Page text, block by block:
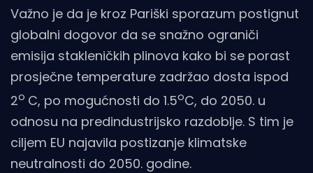
Važno je da je kroz Pariški sporazum postignut
globalni dogovor da se snažno ograniči
emisija stakleničkih plinova kako bi se porast
prosječne temperature zadržao dosta ispod
2o C, po mogućnosti do 1.5oC, do 2050. u
odnosu na predindustrijsko razdoblje. S tim je
ciljem EU najavila postizanje klimatske
neutralnosti do 2050. godine.